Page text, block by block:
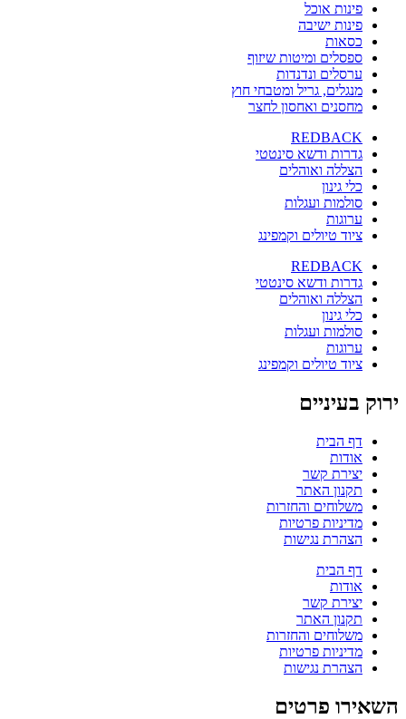
פינות אוכל
פינות ישיבה
כסאות
ספסלים ומיטות שיזוף
ערסלים ונדנדות
מנגלים, גריל ומטבחי חוץ
מחסנים ואחסון לחצר
REDBACK
גדרות ודשא סינטטי
הצללה ואוהלים
כלי גינון
סולמות ועגלות
ערוגות
ציוד טיולים וקמפינג
REDBACK
גדרות ודשא סינטטי
הצללה ואוהלים
כלי גינון
סולמות ועגלות
ערוגות
ציוד טיולים וקמפינג
ירוק בעיניים
דף הבית
אודות
יצירת קשר
תקנון האתר
משלוחים והחזרות
מדיניות פרטיות
הצהרת נגישות
דף הבית
אודות
יצירת קשר
תקנון האתר
משלוחים והחזרות
מדיניות פרטיות
הצהרת נגישות
השאירו פרטים